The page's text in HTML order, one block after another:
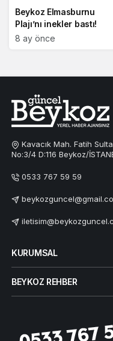
Beykoz Elmasburnu
Plajı’nı inekler bastı!
8 ay önce
Kavacık Mah. Fatih
No:3/4 D:116 Beykoz/
0533 767 59 59
KURUMSAL
BEYKOZ REHBER